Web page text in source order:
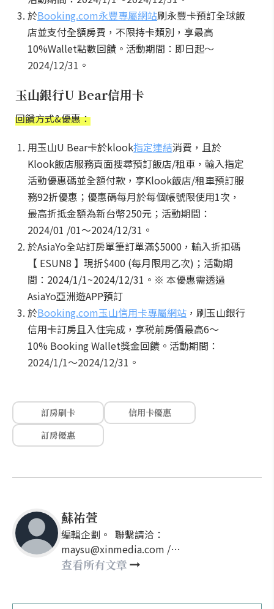
於Booking.com永豐專屬網站刷永豐卡預訂全球飯
店並支付全額房費，不限持卡類別，享最高
10%Wallet點數回饋。活動期間：即日起～
2024/12/31。
玉山銀行U Bear信用卡
回饋方式&優惠：
用玉山U Bear卡於klook指定連結消費，且於
Klook飯店服務頁面搜尋預訂飯店/租車，輸入指定
活動優惠碼並全額付款，享Klook飯店/租車預訂服
務92折優惠；優惠碼每月於每個帳號限使用1次，
最高折抵金額為新台幣250元；活動期間：
2024/01 /01～2024/12/31。
於AsiaYo全站訂房單筆訂單滿$5000，輸入折扣碼
【 ESUN8 】現折$400 (每月限用乙次)；活動期
間：2024/1/1~2024/12/31。※ 本優惠需透過
AsiaYo亞洲遊APP預訂
於Booking.com玉山信用卡專屬網站 ，刷玉山銀行
信用卡訂房且入住完成，享税前房價最高6～
10% Booking Wallet獎金回饋。活動期間：
2024/1/1～2024/12/31。
訂房刷卡
信用卡優惠
訂房優惠
蘇祐萱
編輯企劃。 聯繫請洽：
maysu@xinmedia.com /
may860527@gmail.com
查看所有文章